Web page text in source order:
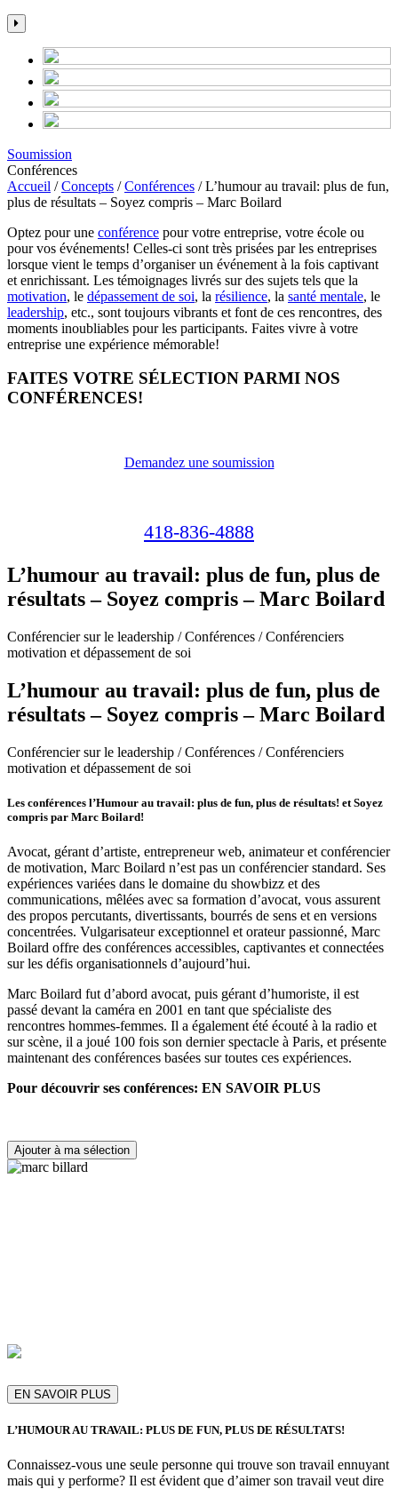
Soumission
Conférences
Accueil /Concepts /Conférences /L’humour au travail: plus de fun,
plus de résultats – Soyez compris – Marc Boilard
Optez pour une conférence pour votre entreprise, votre école ou
pour vos événements! Celles-ci sont très prisées par les entreprises
lorsque vient le temps d’organiser un événement à la fois captivant
et enrichissant. Les témoignages livrés sur des sujets tels que la
motivation, le dépassement de soi, la résilience, la santé mentale, le
leadership, etc., sont toujours vibrants et font de ces rencontres, des
moments inoubliables pour les participants. Faites vivre à votre
entreprise une expérience mémorable!
FAITES VOTRE SÉLECTION PARMI NOS
CONFÉRENCES!
Demandez une soumission
418-836-4888
L’humour au travail: plus de fun, plus de
résultats – Soyez compris – Marc Boilard
Conférencier sur le leadership / Conférences / Conférenciers
motivation et dépassement de soi
L’humour au travail: plus de fun, plus de
résultats – Soyez compris – Marc Boilard
Conférencier sur le leadership / Conférences / Conférenciers
motivation et dépassement de soi
Les conférences l’Humour au travail: plus de fun, plus de résultats! et Soyez
compris par Marc Boilard!
Avocat, gérant d’artiste, entrepreneur web, animateur et conférencier
de motivation, Marc Boilard n’est pas un conférencier standard. Ses
expériences variées dans le domaine du showbizz et des
communications, mêlées avec sa formation d’avocat, vous assurent
des propos percutants, divertissants, bourrés de sens et en versions
concentrées. Vulgarisateur exceptionnel et orateur passionné, Marc
Boilard offre des conférences accessibles, captivantes et connectées
sur les défis organisationnels d’aujourd’hui.
Marc Boilard fut d’abord avocat, puis gérant d’humoriste, il est
passé devant la caméra en 2001 en tant que spécialiste des
rencontres hommes-femmes. Il a également été écouté à la radio et
sur scène, il a joué 100 fois son dernier spectacle à Paris, et présente
maintenant des conférences basées sur toutes ces expériences.
Pour découvrir ses conférences: EN SAVOIR PLUS
Ajouter à ma sélection
EN SAVOIR PLUS
L’HUMOUR AU TRAVAIL: PLUS DE FUN, PLUS DE RÉSULTATS!
Connaissez-vous une seule personne qui trouve son travail ennuyant
mais qui y performe? Il est évident que d’aimer son travail veut dire